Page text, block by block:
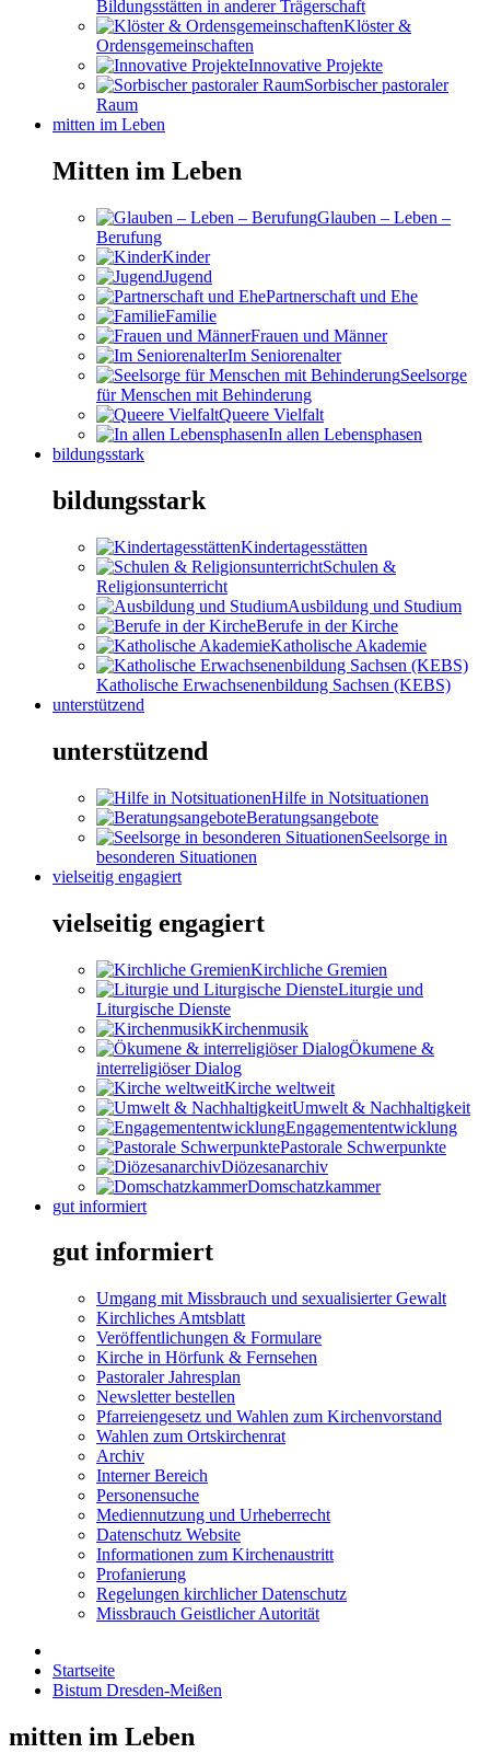
Bildungsstätten in anderer Trägerschaft
Klöster &
Ordensgemeinschaften
Innovative Projekte
Sorbischer pastoraler
Raum
mitten im Leben
Mitten im Leben
Glauben – Leben –
Berufung
Kinder
Jugend
Partnerschaft und Ehe
Familie
Frauen und Männer
Im Seniorenalter
Seelsorge
für Menschen mit Behinderung
Queere Vielfalt
In allen Lebensphasen
bildungsstark
bildungsstark
Kindertagesstätten
Schulen &
Religionsunterricht
Ausbildung und Studium
Berufe in der Kirche
Katholische Akademie
Katholische Erwachsenenbildung Sachsen (KEBS)
unterstützend
unterstützend
Hilfe in Notsituationen
Beratungsangebote
Seelsorge in
besonderen Situationen
vielseitig engagiert
vielseitig engagiert
Kirchliche Gremien
Liturgie und
Liturgische Dienste
Kirchenmusik
Ökumene &
interreligiöser Dialog
Kirche weltweit
Umwelt & Nachhaltigkeit
Engagemententwicklung
Pastorale Schwerpunkte
Diözesanarchiv
Domschatzkammer
gut informiert
gut informiert
Umgang mit Missbrauch und sexualisierter Gewalt
Kirchliches Amtsblatt
Veröffentlichungen & Formulare
Kirche in Hörfunk & Fernsehen
Pastoraler Jahresplan
Newsletter bestellen
Pfarreiengesetz und Wahlen zum Kirchenvorstand
Wahlen zum Ortskirchenrat
Archiv
Interner Bereich
Personensuche
Mediennutzung und Urheberrecht
Datenschutz Website
Informationen zum Kirchenaustritt
Profanierung
Regelungen kirchlicher Datenschutz
Missbrauch Geistlicher Autorität
Startseite
Bistum Dresden-Meißen
mitten im Leben